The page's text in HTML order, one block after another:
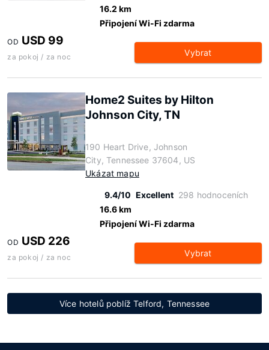
16.2 km
Připojení Wi-Fi zdarma
OD USD 99
za pokoj / za noc Vybrat
Home2 Suites by Hilton
Johnson City, TN
190 Heart Drive, Johnson
City, Tennessee 37604, US
Ukázat mapu
9.4/10 Excellent 298 hodnoceních
16.6 km
Připojení Wi-Fi zdarma
OD USD 226
za pokoj / za noc Vybrat
Více hotelů poblíž Telford, Tennessee